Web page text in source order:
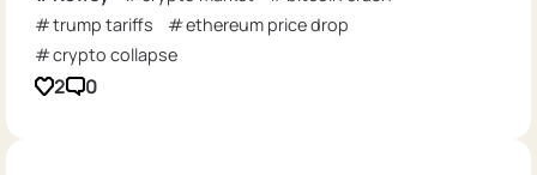
trump tariffs
ethereum price drop
crypto collapse
2 0